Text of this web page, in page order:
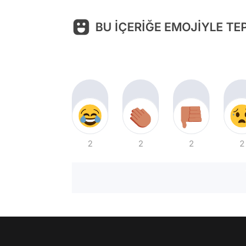
BU İÇERİĞE EMOJİYLE
2 2 2 2